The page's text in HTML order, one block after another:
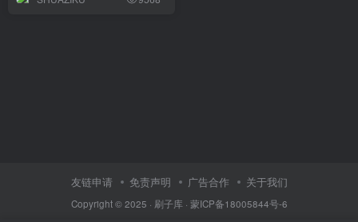
友链申请 免责声明 广告合作 关于我们
Copyright © 2025 · 刷子库 · 蒙ICP备18005844号-6